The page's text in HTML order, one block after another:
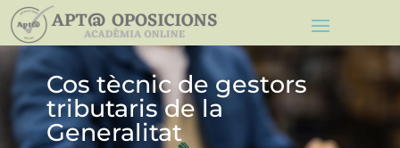
Cos tècnic de gestors
tributaris de la
Generalitat